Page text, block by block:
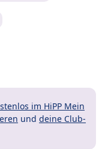
im HiPP Mein
und deine Club-